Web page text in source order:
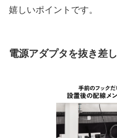
嬉しいポイントです。
電源アダプタを抜き差